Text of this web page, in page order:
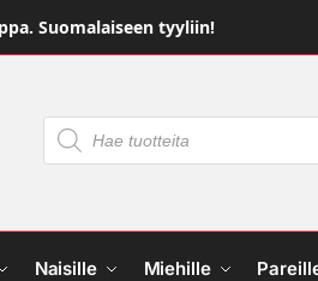
Suomalaiseen tyyliin!
Naisille Miehille